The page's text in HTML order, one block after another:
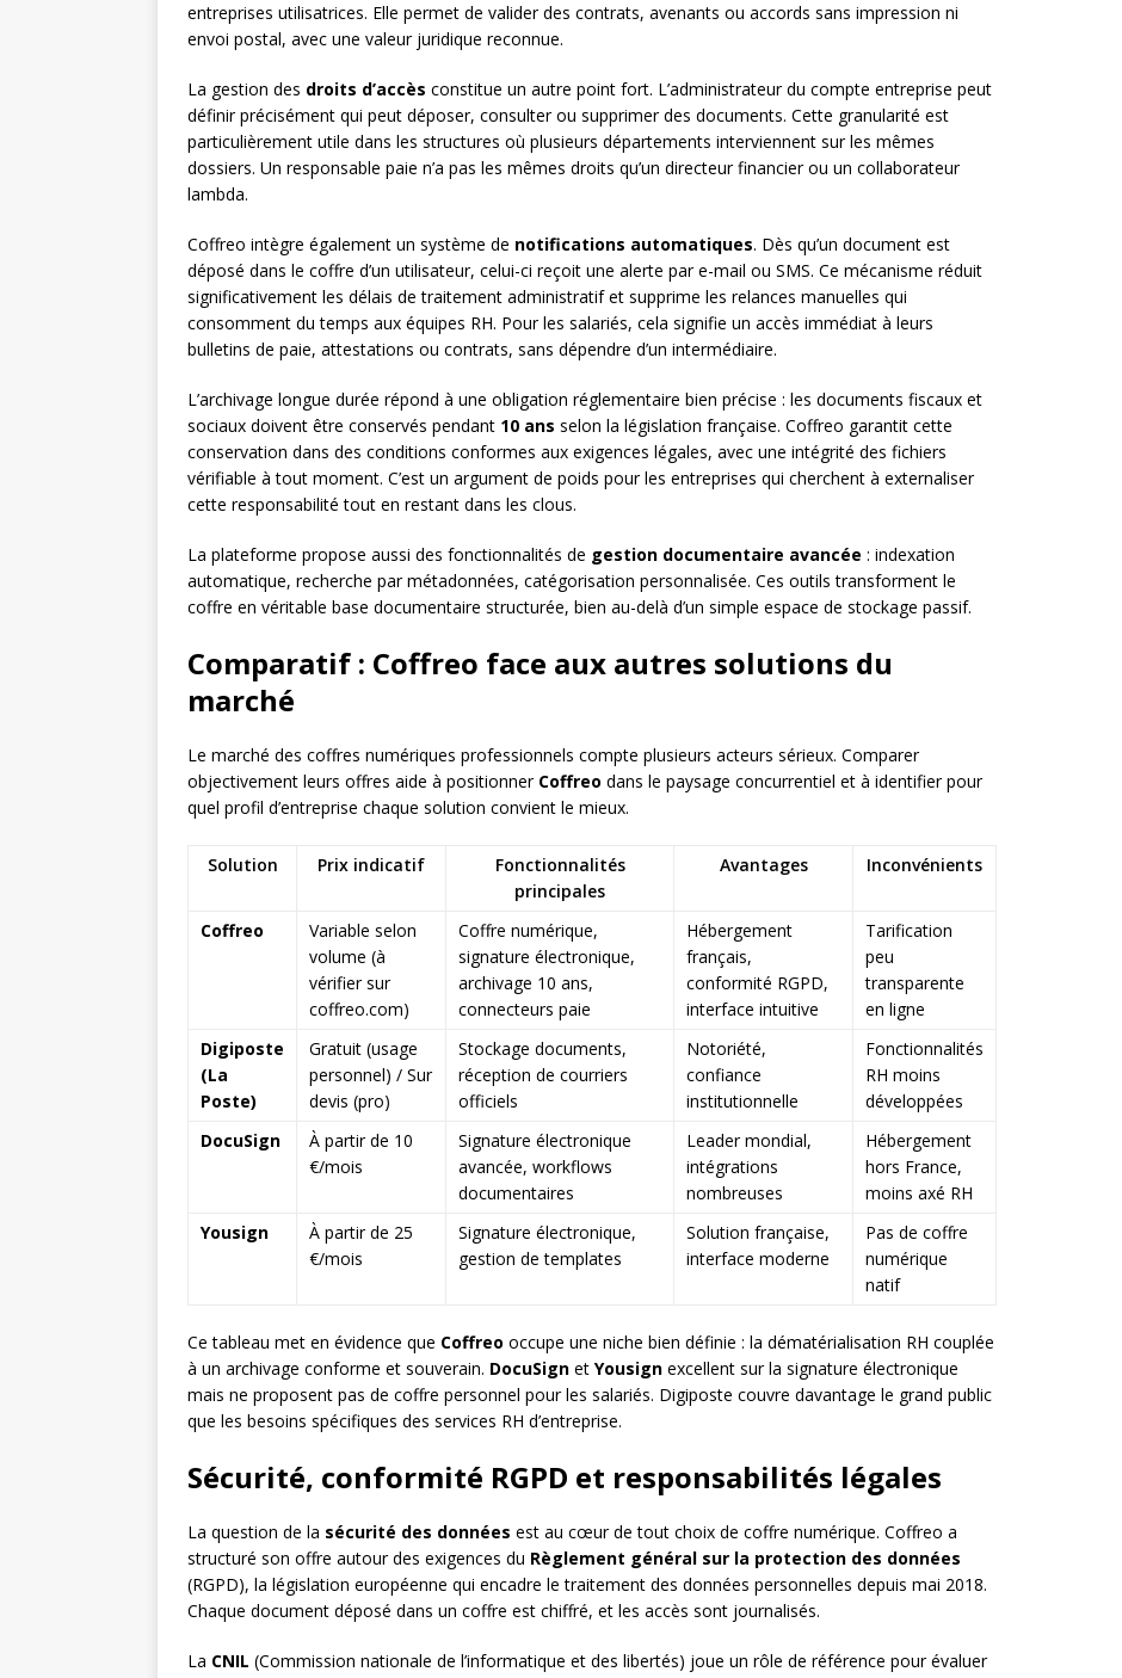
entreprises utilisatrices. Elle permet de valider des contrats, avenants ou accords sans impression ni
envoi postal, avec une valeur juridique reconnue.
La gestion des droits d’accès constitue un autre point fort. L’administrateur du compte entreprise peut
définir précisément qui peut déposer, consulter ou supprimer des documents. Cette granularité est
particulièrement utile dans les structures où plusieurs départements interviennent sur les mêmes
dossiers. Un responsable paie n’a pas les mêmes droits qu’un directeur financier ou un collaborateur
lambda.
Coffreo intègre également un système de notifications automatiques. Dès qu’un document est
déposé dans le coffre d’un utilisateur, celui-ci reçoit une alerte par e-mail ou SMS. Ce mécanisme réduit
significativement les délais de traitement administratif et supprime les relances manuelles qui
consomment du temps aux équipes RH. Pour les salariés, cela signifie un accès immédiat à leurs
bulletins de paie, attestations ou contrats, sans dépendre d’un intermédiaire.
L’archivage longue durée répond à une obligation réglementaire bien précise : les documents fiscaux et
sociaux doivent être conservés pendant 10 ans selon la législation française. Coffreo garantit cette
conservation dans des conditions conformes aux exigences légales, avec une intégrité des fichiers
vérifiable à tout moment. C’est un argument de poids pour les entreprises qui cherchent à externaliser
cette responsabilité tout en restant dans les clous.
La plateforme propose aussi des fonctionnalités de gestion documentaire avancée : indexation
automatique, recherche par métadonnées, catégorisation personnalisée. Ces outils transforment le
coffre en véritable base documentaire structurée, bien au-delà d’un simple espace de stockage passif.
Comparatif : Coffreo face aux autres solutions du
marché
Le marché des coffres numériques professionnels compte plusieurs acteurs sérieux. Comparer
objectivement leurs offres aide à positionner Coffreo dans le paysage concurrentiel et à identifier pour
quel profil d’entreprise chaque solution convient le mieux.
Solution Prix indicatif
Fonctionnalités
principales
Avantages Inconvénients
Coffreo
Variable selon
volume (à
vérifier sur
coffreo.com)
Coffre numérique,
signature électronique,
archivage 10 ans,
connecteurs paie
Hébergement
français,
conformité RGPD,
interface intuitive
Tarification
peu
transparente
en ligne
Digiposte
(La
Poste)
Gratuit (usage
personnel) / Sur
devis (pro)
Stockage documents,
réception de courriers
officiels
Notoriété,
confiance
institutionnelle
Fonctionnalités
RH moins
développées
DocuSign
À partir de 10
€/mois
Signature électronique
avancée, workflows
documentaires
Leader mondial,
intégrations
nombreuses
Hébergement
hors France,
moins axé RH
Yousign
À partir de 25
€/mois
Signature électronique,
gestion de templates
Solution française,
interface moderne
Pas de coffre
numérique
natif
Ce tableau met en évidence que Coffreo occupe une niche bien définie : la dématérialisation RH couplée
à un archivage conforme et souverain. DocuSign et Yousign excellent sur la signature électronique
mais ne proposent pas de coffre personnel pour les salariés. Digiposte couvre davantage le grand public
que les besoins spécifiques des services RH d’entreprise.
Sécurité, conformité RGPD et responsabilités légales
La question de la sécurité des données est au cœur de tout choix de coffre numérique. Coffreo a
structuré son offre autour des exigences du Règlement général sur la protection des données
(RGPD), la législation européenne qui encadre le traitement des données personnelles depuis mai 2018.
Chaque document déposé dans un coffre est chiffré, et les accès sont journalisés.
La CNIL (Commission nationale de l’informatique et des libertés) joue un rôle de référence pour évaluer